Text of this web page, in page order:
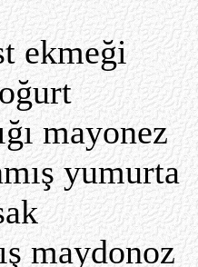
ekmeği
mayonez
yumurta
maydonoz